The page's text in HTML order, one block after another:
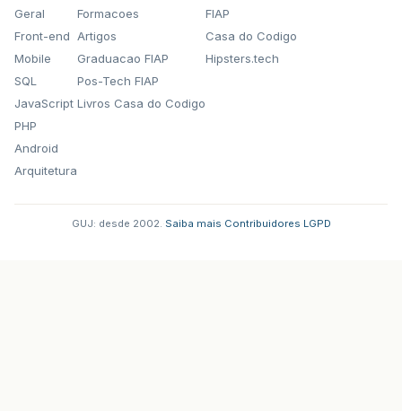
Geral
Front-end
Mobile
SQL
JavaScript
PHP
Android
Arquitetura
Formacoes
Artigos
Graduacao FIAP
Pos-Tech FIAP
Livros Casa do Codigo
FIAP
Casa do Codigo
Hipsters.tech
GUJ: desde 2002. Saiba mais Contribuidores LGPD